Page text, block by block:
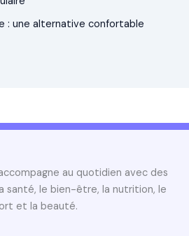
: une alternative confortable
au quotidien avec des
santé, le bien-être, la nutrition, le
et la beauté.